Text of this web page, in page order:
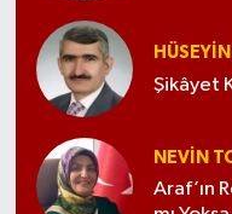
Şikâyet
NEVIN
Araf’ın